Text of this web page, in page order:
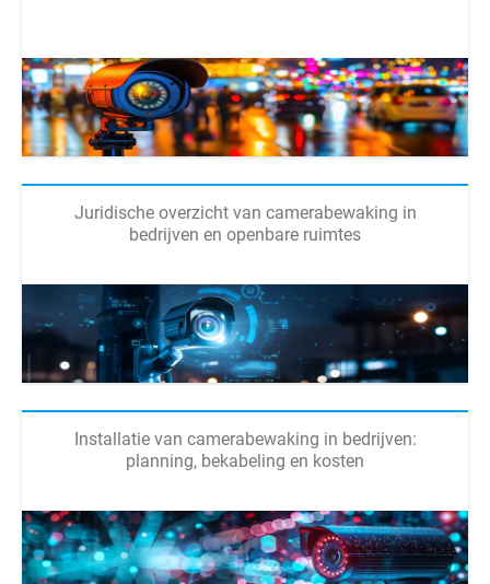
Juridische overzicht van camerabewaking in
bedrijven en openbare ruimtes
Installatie van camerabewaking in bedrijven:
planning, bekabeling en kosten